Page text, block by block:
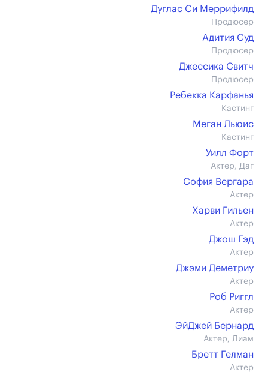
Дуглас Си Меррифилд
Продюсер
Адития Суд
Продюсер
Джессика Свитч
Продюсер
Ребекка Карфанья
Кастинг
Меган Льюис
Кастинг
Уилл Форт
Актер, Даг
София Вергара
Актер
Харви Гильен
Актер
Джош Гэд
Актер
Джэми Деметриу
Актер
Роб Риггл
Актер
ЭйДжей Бернард
Актер, Лиам
Бретт Гелман
Актер